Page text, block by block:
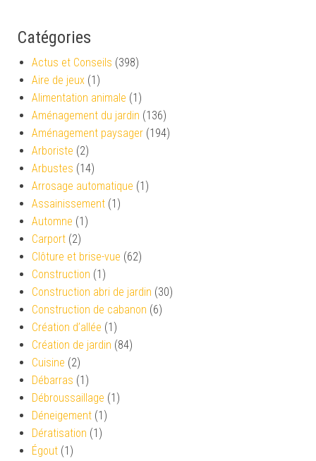
Catégories
Actus et Conseils (398)
Aire de jeux (1)
Alimentation animale (1)
Aménagement du jardin (136)
Aménagement paysager (194)
Arboriste (2)
Arbustes (14)
Arrosage automatique (1)
Assainissement (1)
Automne (1)
Carport (2)
Clôture et brise-vue (62)
Construction (1)
Construction abri de jardin (30)
Construction de cabanon (6)
Création d’allée (1)
Création de jardin (84)
Cuisine (2)
Débarras (1)
Débroussaillage (1)
Déneigement (1)
Dératisation (1)
Égout (1)